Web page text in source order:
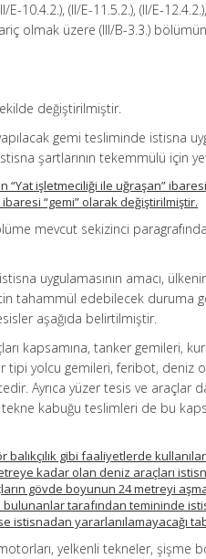
E-10.4.2.), (II/E-11.5.2.), (II/E-
olmak üzere (III/B-3.3.)
değiştirilmiştir.
gemi tesliminde istisna
şartlarının tekemmülü için
işletmeciliği ile uğraşan” ibaresi
“gemi” olarak değiştirilmiştir.
mevcut sekizinci
uygulamasının amacı,
tahammül edebilecek duruma
aşağıda belirtilmiştir.
kapsamına, tanker gemileri,
tipi yolcu gemileri, feribot, deniz
Ayrıca yüzer tesis ve araçlar
kabuğu teslimleri de bu
gibi faaliyetlerde
kadar olan deniz araçları
gövde boyunun 24 metreyi
tarafından temininde
istisnadan yararlanılamayacağı
yelkenli tekneler, şişme